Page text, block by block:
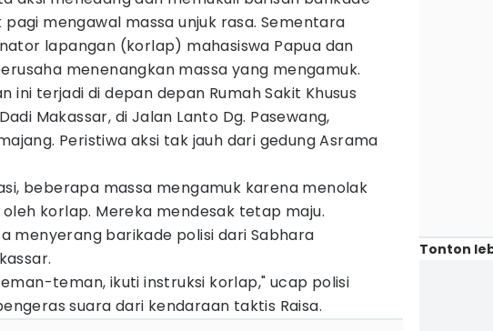
pagi mengawal massa unjuk rasa. Sementara
lapangan (korlap) mahasiswa Papua dan
menenangkan massa yang mengamuk.
ini terjadi di depan depan Rumah Sakit Khusus
Makassar, di Jalan Lanto Dg. Pasewang,
Peristiwa aksi tak jauh dari gedung Asrama
beberapa massa mengamuk karena menolak
korlap. Mereka mendesak tetap maju.
menyerang barikade polisi dari Sabhara
teman, ikuti instruksi korlap," ucap polisi
suara dari kendaraan taktis Raisa.
Tonton